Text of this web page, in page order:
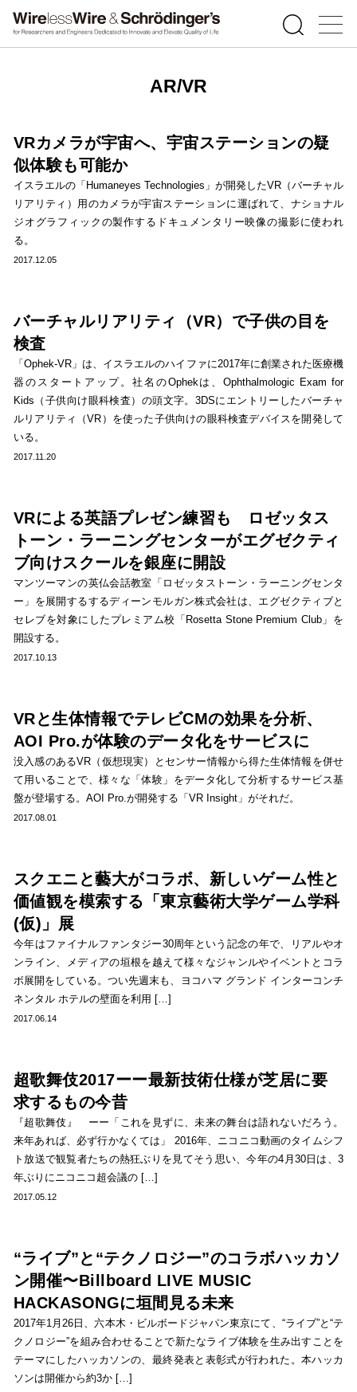
AR/VR
VRカメラが宇宙へ、宇宙ステーションの疑
似体験も可能か
イスラエルの「Humaneyes Technologies」が開発したVR（バーチャル
リアリティ）用のカメラが宇宙ステーションに運ばれて、ナショナル
ジオグラフィックの製作するドキュメンタリー映像の撮影に使われ
る。
2017.12.05
バーチャルリアリティ（VR）で子供の目を
検査
「Ophek-VR」は、イスラエルのハイファに2017年に創業された医療機
器のスタートアップ。社名のOphekは、Ophthalmologic Exam for
Kids（子供向け眼科検査）の頭文字。3DSにエントリーしたバーチャ
ルリアリティ（VR）を使った子供向けの眼科検査デバイスを開発して
いる。
2017.11.20
VRによる英語プレゼン練習も ロゼッタス
トーン・ラーニングセンターがエグゼクティ
ブ向けスクールを銀座に開設
マンツーマンの英仏会話教室「ロゼッタストーン・ラーニングセンタ
ー」を展開するするディーンモルガン株式会社は、エグゼクティブと
セレブを対象にしたプレミアム校「Rosetta Stone Premium Club」を
開設する。
2017.10.13
VRと生体情報でテレビCMの効果を分析、
AOI Pro.が体験のデータ化をサービスに
没入感のあるVR（仮想現実）とセンサー情報から得た生体情報を併せ
て用いることで、様々な「体験」をデータ化して分析するサービス基
盤が登場する。AOI Pro.が開発する「VR Insight」がそれだ。
2017.08.01
スクエニと藝大がコラボ、新しいゲーム性と
価値観を模索する「東京藝術大学ゲーム学科
(仮)」展
今年はファイナルファンタジー30周年という記念の年で、リアルやオ
ンライン、メディアの垣根を越えて様々なジャンルやイベントとコラ
ボ展開をしている。つい先週末も、ヨコハマ グランド インターコンチ
ネンタル ホテルの壁面を利用 […]
2017.06.14
超歌舞伎2017ーー最新技術仕様が芝居に要
求するもの今昔
『超歌舞伎』 ーー「これを見ずに、未来の舞台は語れないだろう。
来年あれば、必ず行かなくては」 2016年、ニコニコ動画のタイムシフ
ト放送で観覧者たちの熱狂ぶりを見てそう思い、今年の4月30日は、3
年ぶりにニコニコ超会議の […]
2017.05.12
“ライブ”と“テクノロジー”のコラボハッカソ
ン開催〜Billboard LIVE MUSIC
HACKASONGに垣間見る未来
2017年1月26日、六本木・ビルボードジャパン東京にて、“ライブ”と“テ
クノロジー”を組み合わせることで新たなライブ体験を生み出すことを
テーマにしたハッカソンの、最終発表と表彰式が行われた。本ハッカ
ソンは開催から約3か […]